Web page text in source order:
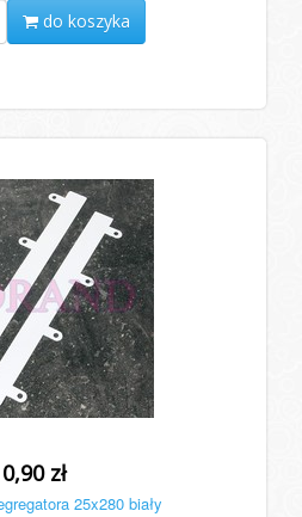
do koszyka
0,90 zł
25x280 biały